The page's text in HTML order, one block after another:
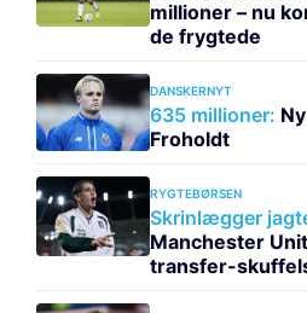
millioner – nu
de frygtede
DANSKERNYT
635 millioner:
Froholdt
RYGTEBØRSEN
Skrinlægger
Manchester
transfer-